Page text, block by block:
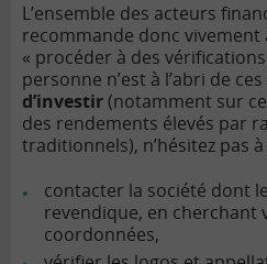
L’ensemble des acteurs
recommande donc
« procéder à des
personne n’est à l’abri de
d’investir(notamment sur
des rendements élevés par
traditionnels), n’hésitez pas à
contacter la société dont
revendique, en cherchant
coordonnées,